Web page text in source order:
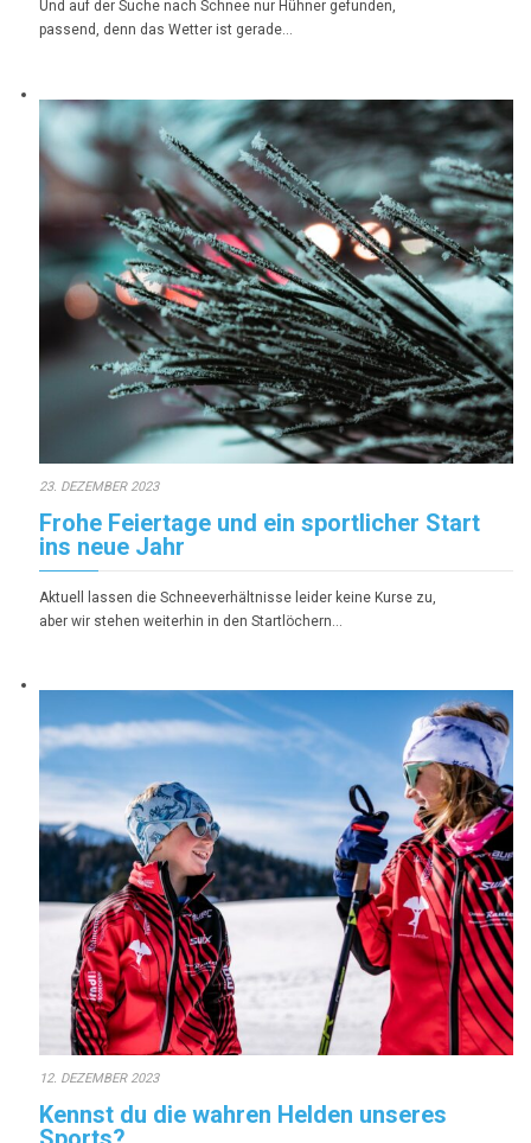
Und auf der Suche nach Schnee nur Hühner gefunden,
passend, denn das Wetter ist gerade…
23. DEZEMBER 2023
Frohe Feiertage und ein sportlicher Start
ins neue Jahr
Aktuell lassen die Schneeverhältnisse leider keine Kurse zu,
aber wir stehen weiterhin in den Startlöchern…
12. DEZEMBER 2023
Kennst du die wahren Helden unseres